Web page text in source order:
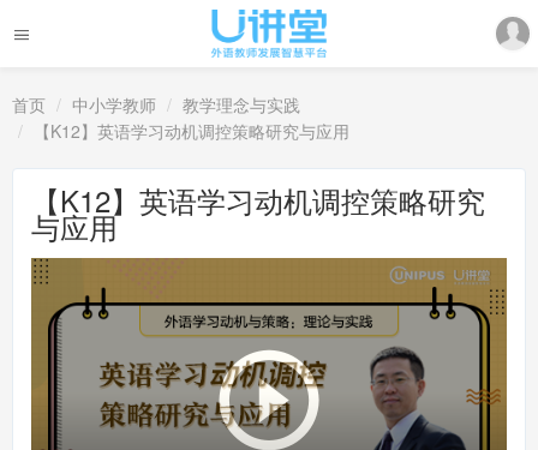
首页 中小学教师
教学理念与实践
【K12】英语学习动机调控策略研究与应用
【K12】英语学习动机调控策略研究
与应用